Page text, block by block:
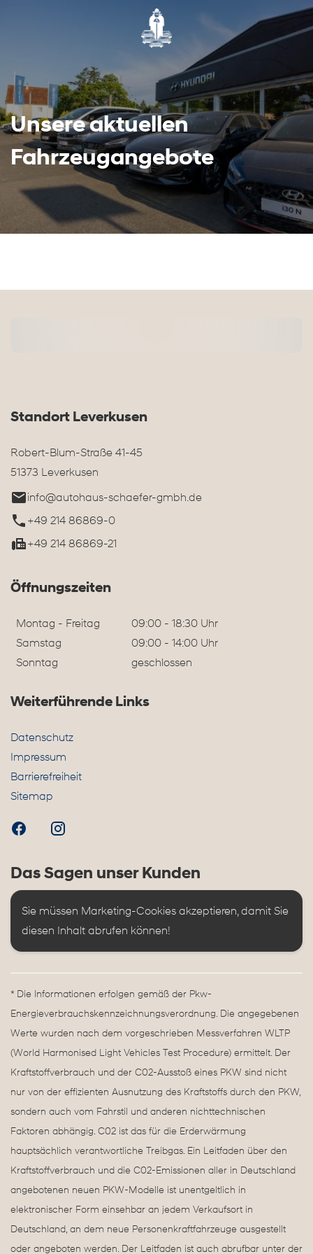
Unsere aktuellen
Fahrzeugangebote
Standort Leverkusen
Robert-Blum-Straße 41-45
51373 Leverkusen
info@autohaus-schaefer-gmbh.de
+49 214 86869-0
+49 214 86869-21
Öffnungszeiten
Montag - Freitag
09:00 - 18:30 Uhr
Samstag
09:00 - 14:00 Uhr
Sonntag
geschlossen
Weiterführende Links
Datenschutz
Impressum
Barrierefreiheit
Sitemap
Das Sagen unser Kunden
Sie müssen Marketing-Cookies akzeptieren, damit Sie
diesen Inhalt abrufen können!
* Die Informationen erfolgen gemäß der Pkw-
Energieverbrauchskennzeichnungsverordnung. Die angegebenen
Werte wurden nach dem vorgeschrieben Messverfahren WLTP
(World Harmonised Light Vehicles Test Procedure) ermittelt. Der
Kraftstoffverbrauch und der C02-Ausstoß eines PKW sind nicht
nur von der effizienten Ausnutzung des Kraftstoffs durch den PKW,
sondern auch vom Fahrstil und anderen nichttechnischen
Faktoren abhängig. C02 ist das für die Erderwärmung
hauptsächlich verantwortliche Treibgas. Ein Leitfaden über den
Kraftstoffverbrauch und die C02-Emissionen aller in Deutschland
angebotenen neuen PKW-Modelle ist unentgeltlich in
elektronischer Form einsehbar an jedem Verkaufsort in
Deutschland, an dem neue Personenkraftfahrzeuge ausgestellt
oder angeboten werden. Der Leitfaden ist auch abrufbar unter der